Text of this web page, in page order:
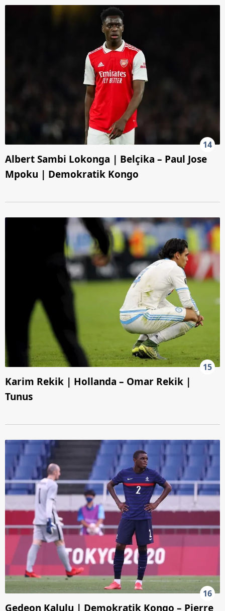
14
Albert Sambi Lokonga | Belçika – Paul Jose
Mpoku | Demokratik Kongo
15
Karim Rekik | Hollanda – Omar Rekik |
Tunus
16
Gedeon Kalulu | Demokratik Kongo – Pierre